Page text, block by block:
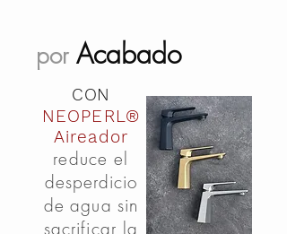
por Acabado
CON
NEOPERL®
Aireador
reduce el
desperdicio
de agua sin
sacrificar la